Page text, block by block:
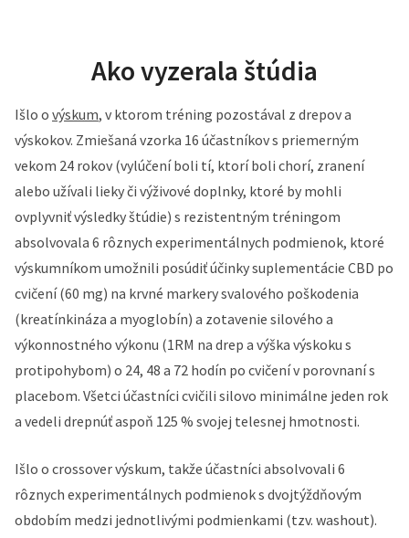
Ako vyzerala štúdia
Išlo o výskum, v ktorom tréning pozostával z drepov a
výskokov. Zmiešaná vzorka 16 účastníkov s priemerným
vekom 24 rokov (vylúčení boli tí, ktorí boli chorí, zranení
alebo užívali lieky či výživové doplnky, ktoré by mohli
ovplyvniť výsledky štúdie) s rezistentným tréningom
absolvovala 6 rôznych experimentálnych podmienok, ktoré
výskumníkom umožnili posúdiť účinky suplementácie CBD po
cvičení (60 mg) na krvné markery svalového poškodenia
(kreatínkináza a myoglobín) a zotavenie silového a
výkonnostného výkonu (1RM na drep a výška výskoku s
protipohybom) o 24, 48 a 72 hodín po cvičení v porovnaní s
placebom. Všetci účastníci cvičili silovo minimálne jeden rok
a vedeli drepnúť aspoň 125 % svojej telesnej hmotnosti.
Išlo o crossover výskum, takže účastníci absolvovali 6
rôznych experimentálnych podmienok s dvojtýždňovým
obdobím medzi jednotlivými podmienkami (tzv. washout).